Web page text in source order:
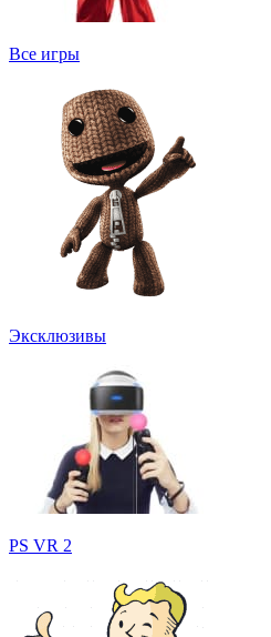
Все игры
Эксклюзивы
PS VR 2